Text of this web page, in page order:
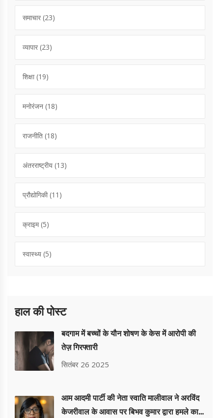
समाचार (23)
व्यापार (23)
शिक्षा(19)
मनोरंजन (18)
राजनीति (18)
अंतरराष्ट्रीय (13)
प्रौद्योगिकी(11)
क्राइम(5)
स्वास्थ्य (5)
हाल की पोस्ट
बदगाम में बच्चों के यौन शोषण के केस में आरोपी की
तेज़ गिरफ्तारी
सितंबर 26 2025
आम आदमी पार्टी की नेता स्वाति मालीवाल ने अरविंद
केजरीवाल के आवास पर बिभव कुमार द्वारा हमले का